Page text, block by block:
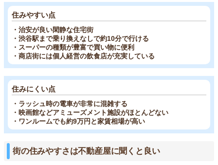
住みやすい点
・治安が良い閑静な住宅街
・渋谷駅まで乗り換えなしで約10分で行ける
・スーパーの種類が豊富で買い物に便利
・商店街には個人経営の飲食店が充実している
住みにくい点
・ラッシュ時の電車が非常に混雑する
・映画館などアミューズメント施設がほとんどない
・ワンルームでも約9万円と家賃相場が高い
街の住みやすさは不動産屋に聞くと良い